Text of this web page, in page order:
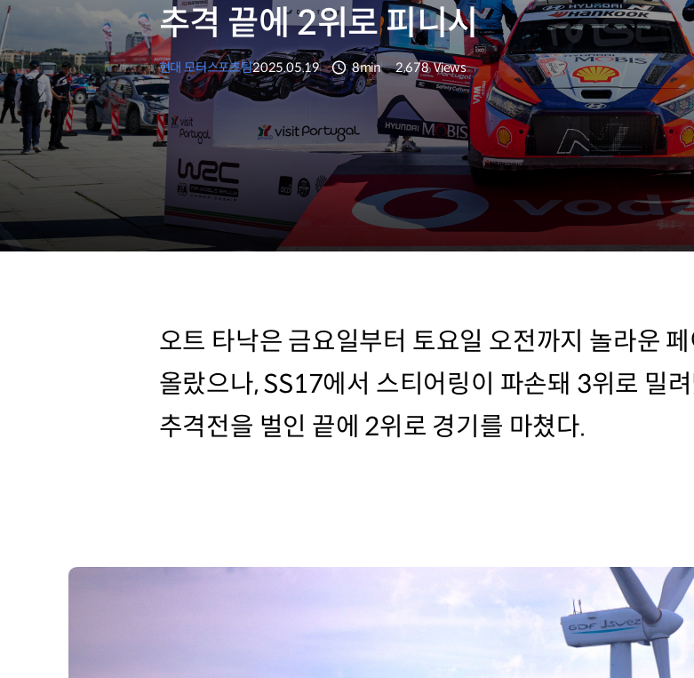
추격 끝에 2위로 피니시
현대 모터스포츠팀2025.05.19
분량
8min
조회수
2,678 Views
오트 타낙은 금요일부터 토요일 오전까지 놀라운
올랐으나, SS17에서 스티어링이 파손돼 3위로 밀
추격전을 벌인 끝에 2위로 경기를 마쳤다.